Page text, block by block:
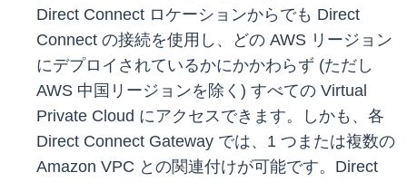
Direct Connect ロケーションからでも Direct
Connect の接続を使用し、どの AWS リージョン
にデプロイされているかにかかわらず (ただし
AWS 中国リージョンを除く) すべての Virtual
Private Cloud にアクセスできます。しかも、各
Direct Connect Gateway では、1 つまたは複数の
Amazon VPC との関連付けが可能です。Direct